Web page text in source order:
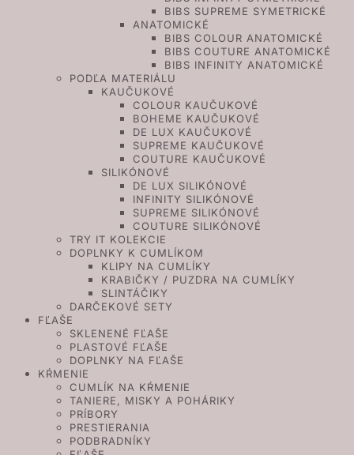
BIBS SUPREME SYMETRICKÉ
ANATOMICKÉ
BIBS COLOUR ANATOMICKÉ
BIBS COUTURE ANATOMICKÉ
BIBS INFINITY ANATOMICKÉ
PODĽA MATERIÁLU
KAUČUKOVÉ
COLOUR KAUČUKOVÉ
BOHEME KAUČUKOVÉ
DE LUX KAUČUKOVÉ
SUPREME KAUČUKOVÉ
COUTURE KAUČUKOVÉ
SILIKÓNOVÉ
DE LUX SILIKÓNOVÉ
INFINITY SILIKÓNOVÉ
SUPREME SILIKÓNOVÉ
COUTURE SILIKÓNOVÉ
TRY IT KOLEKCIE
DOPLNKY K CUMLÍKOM
KLIPY NA CUMLÍKY
KRABIČKY / PUZDRA NA CUMLÍKY
SLINTÁČIKY
DARČEKOVÉ SETY
FĽAŠE
SKLENENÉ FĽAŠE
PLASTOVÉ FĽAŠE
DOPLNKY NA FĽAŠE
KŔMENIE
CUMLÍK NA KŔMENIE
TANIERE, MISKY A POHÁRIKY
PRÍBORY
PRESTIERANIA
PODBRADNÍKY